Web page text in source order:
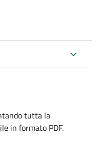
tutta la
in formato PDF.